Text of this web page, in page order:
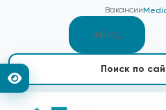
Вакансии
Вход